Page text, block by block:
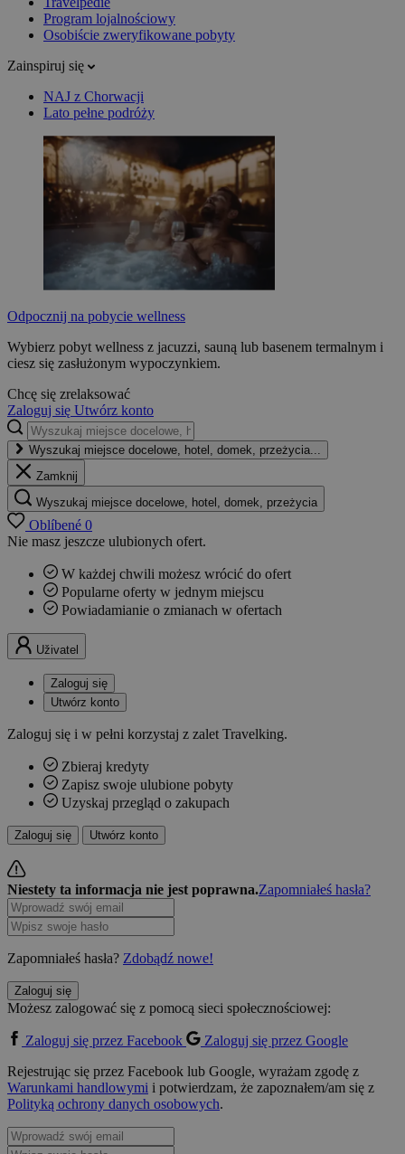
Program lojalnościowy
Osobiście zweryfikowane pobyty
Zainspiruj się
NAJ z Chorwacji
Lato pełne podróży
Odpocznij na pobycie wellness
Wybierz pobyt wellness z jacuzzi, sauną lub basenem termalnym i
ciesz się zasłużonym wypoczynkiem.
Chcę się zrelaksować
Zaloguj się Utwórz konto
Wyszukaj miejsce docelowe, hotel, domek, przeżycia...
Zamknij
Wyszukaj miejsce docelowe, hotel, domek, przeżycia
Oblíbené 0
Nie masz jeszcze ulubionych ofert.
W każdej chwili możesz wrócić do ofert
Popularne oferty w jednym miejscu
Powiadamianie o zmianach w ofertach
Uživatel
Zaloguj się
Utwórz konto
Zaloguj się i w pełni korzystaj z zalet Travelking.
Zbieraj kredyty
Zapisz swoje ulubione pobyty
Uzyskaj przegląd o zakupach
Zaloguj się Utwórz konto
Niestety ta informacja nie jest poprawna.Zapomniałeś hasła?
Zapomniałeś hasła? Zdobądź nowe!
Zaloguj się
Możesz zalogować się z pomocą sieci społecznościowej:
Zaloguj się przez Facebook
Zaloguj się przez Google
Rejestrując się przez Facebook lub Google, wyrażam zgodę z
Warunkami handlowymi i potwierdzam, że zapoznałem/am się z
Polityką ochrony danych osobowych.